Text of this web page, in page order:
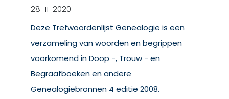
28-11-2020
Deze Trefwoordenlijst Genealogie is een
verzameling van woorden en begrippen
voorkomend in Doop -, Trouw - en
Begraafboeken en andere
Genealogiebronnen 4 editie 2008.